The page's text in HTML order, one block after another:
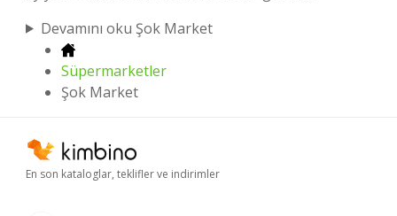
Devamını oku Şok Market
Süpermarketler
Şok Market
En son kataloglar, teklifler ve indirimler